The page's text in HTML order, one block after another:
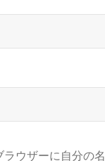
ウザーに自分の